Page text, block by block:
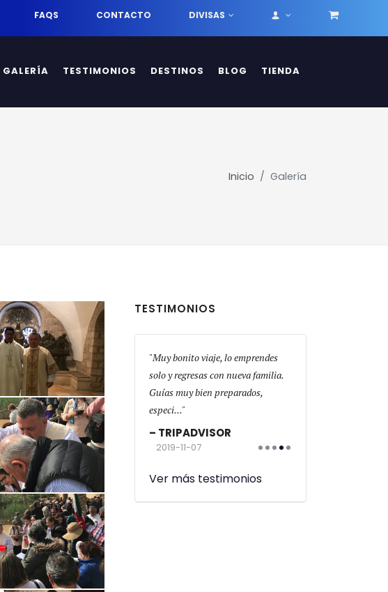
FAQS CONTACTO DIVISAS
GALERÍA TESTIMONIOS DESTINOS BLOG TIENDA
Inicio Galería
TESTIMONIOS
Increíble viaje con
Perrgrinaciones.mx hoteles muy
buenos! GUIA estupendo y
fabuloso itinerario! Li...
TRIPADVISOR
2019-11-09
Muy bonito viaje, lo emprendes
solo y regresas con nueva familia.
Guías muy bien preparados,
especi...
TRIPADVISOR
2019-11-07
Ver más testimonios